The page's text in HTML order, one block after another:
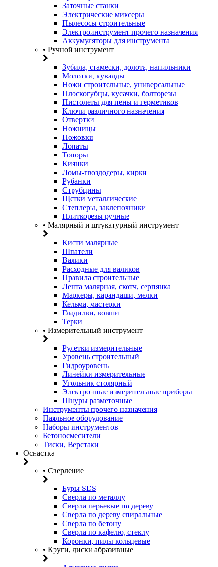
Заточные станки
Электрические миксеры
Пылесосы строительные
Электроинструмент прочего назначения
Аккумуляторы для инструмента
• Ручной инструмент
Зубила, стамески, долота, напильники
Молотки, кувалды
Ножи строительные, универсальные
Плоскогубцы, кусачки, болторезы
Пистолеты для пены и герметиков
Ключи различного назначения
Отвертки
Ножницы
Ножовки
Лопаты
Топоры
Киянки
Ломы-гвоздодеры, кирки
Рубанки
Струбцины
Щетки металлические
Степлеры, заклепочники
Плиткорезы ручные
• Малярный и штукатурный инструмент
Кисти малярные
Шпатели
Валики
Расходные для валиков
Правила строительные
Лента малярная, скотч, серпянка
Маркеры, карандаши, мелки
Кельма, мастерки
Гладилки, ковши
Терки
• Измерительный инструмент
Рулетки измерительные
Уровень строительный
Гидроуровень
Линейки измерительные
Угольник столярный
Электронные измерительные приборы
Шнуры разметочные
Инструменты прочего назначения
Паяльное оборудование
Наборы инструментов
Бетоносмесители
Тиски, Верстаки
Оснастка
• Сверление
Буры SDS
Сверла по металлу
Сверла перьевые по дереву
Сверла по дереву спиральные
Сверла по бетону
Сверла по кафелю, стеклу
Коронки, пилы кольцевые
• Круги, диски абразивные